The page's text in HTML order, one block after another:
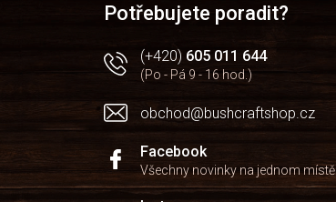
Potřebujete poradit?
(+420) 605 011 644
(Po - Pá 9 - 16 hod.)
obchod@bushcraftshop.cz
Facebook
Všechny novinky na jednom místě